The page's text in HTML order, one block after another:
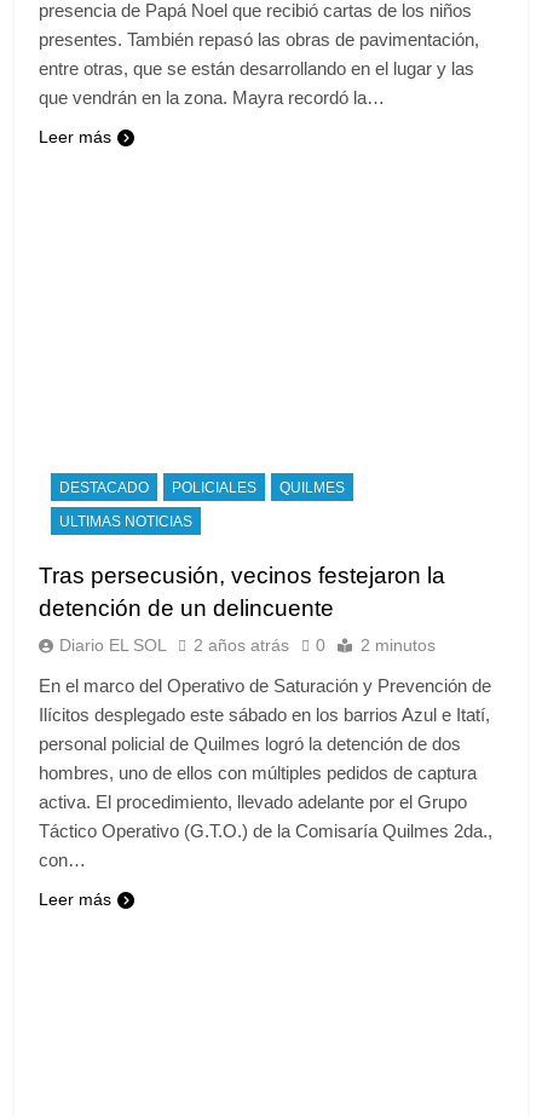
presencia de Papá Noel que recibió cartas de los niños
presentes. También repasó las obras de pavimentación,
entre otras, que se están desarrollando en el lugar y las
que vendrán en la zona. Mayra recordó la…
Leer más
DESTACADO POLICIALES
QUILMES
ULTIMAS NOTICIAS
Tras persecusión, vecinos festejaron la
detención de un delincuente
Diario EL SOL 2 años atrás 0 2 minutos
En el marco del Operativo de Saturación y Prevención de
Ilícitos desplegado este sábado en los barrios Azul e Itatí,
personal policial de Quilmes logró la detención de dos
hombres, uno de ellos con múltiples pedidos de captura
activa. El procedimiento, llevado adelante por el Grupo
Táctico Operativo (G.T.O.) de la Comisaría Quilmes 2da.,
con…
Leer más